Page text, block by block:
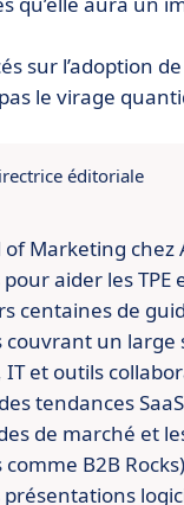
sur l’adoption
le virage
éditoriale
of Marketing
aider les TPE
centaines de
un
et outils
tendances
de marché et
B2B